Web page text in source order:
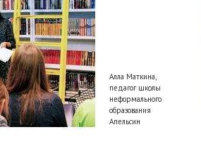
Алла Маткина,
педагог школы
неформального
образования
Апельсин